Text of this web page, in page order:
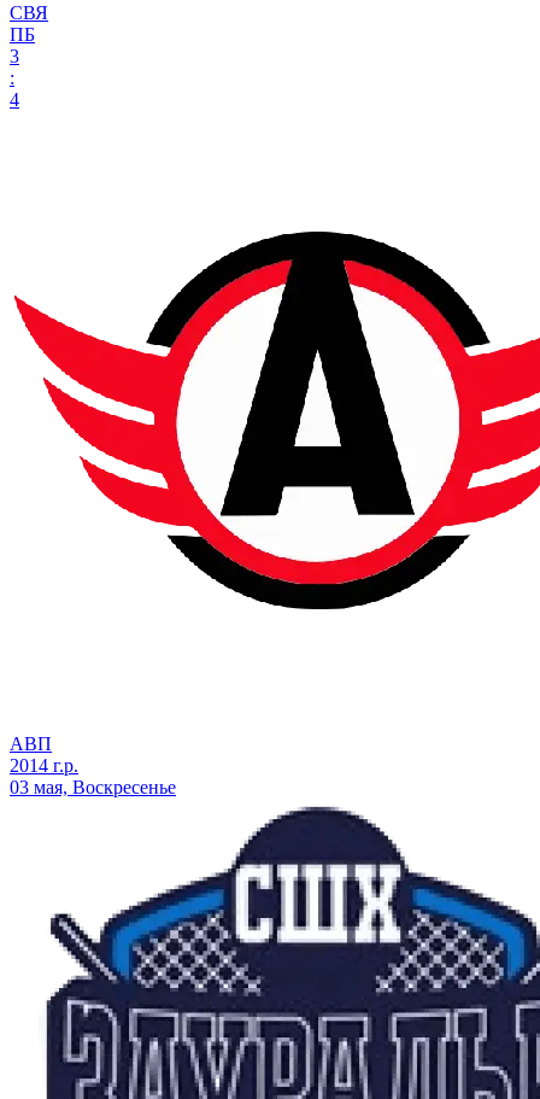
СВЯ
ПБ
3
:
4
АВП
2014 г.р.
03 мая, Воскресенье